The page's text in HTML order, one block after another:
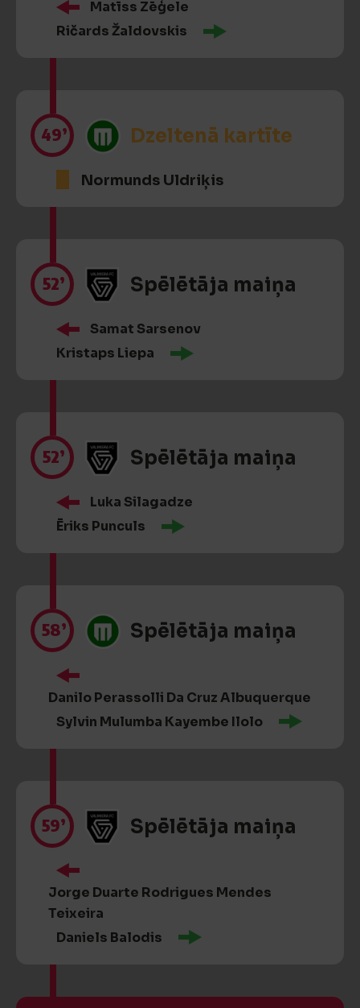
Matīss Zēģele
Ričards Žaldovskis
49’ Dzeltenā kartīte
Normunds Uldriķis
52’ Spēlētāja maiņa
Samat Sarsenov
Kristaps Liepa
52’ Spēlētāja maiņa
Luka Silagadze
Ēriks Punculs
58’ Spēlētāja maiņa
Danilo Perassolli Da Cruz Albuquerque
Sylvin Mulumba Kayembe Ilolo
59’ Spēlētāja maiņa
Jorge Duarte Rodrigues Mendes
Teixeira
Daniels Balodis